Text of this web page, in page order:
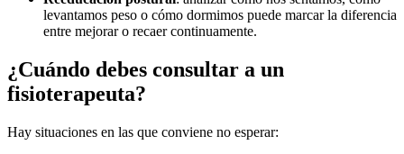
levantamos peso o cómo dormimos puede marcar la diferencia
entre mejorar o recaer continuamente.
¿Cuándo debes consultar a un
fisioterapeuta?
Hay situaciones en las que conviene no esperar: